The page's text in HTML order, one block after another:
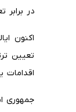
در
اکنون
تعیین
اقدامات
جمهوری